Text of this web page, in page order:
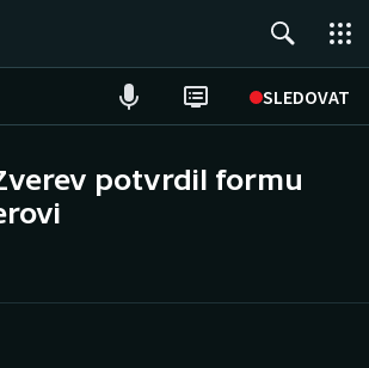
SLEDOVAT
potvrdil formu